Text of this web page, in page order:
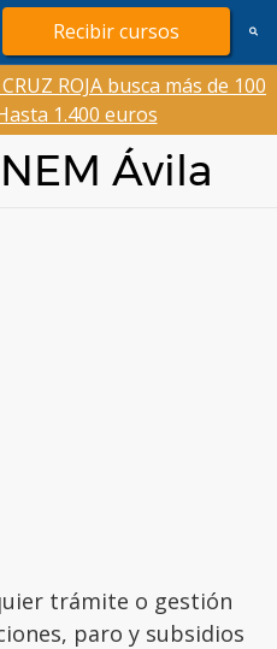
Recibir cursos
ROJA busca más de 100
1.400 euros
Ávila
trámite o gestión
paro y subsidios